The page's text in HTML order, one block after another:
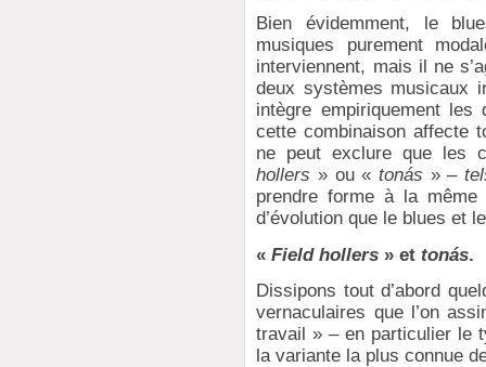
Bien évidemment, le
musiques purement
interviennent, mais il ne
deux systèmes musicaux
intègre empiriquement les
cette combinaison affecte
ne peut exclure que les
hollers » ou «tonás » –
prendre forme à la
d’évolution que le blues et
«Field hollers » ettonás.
Dissipons tout d’abord
vernaculaires que l’on
travail » – en particulier le
la variante la plus connue